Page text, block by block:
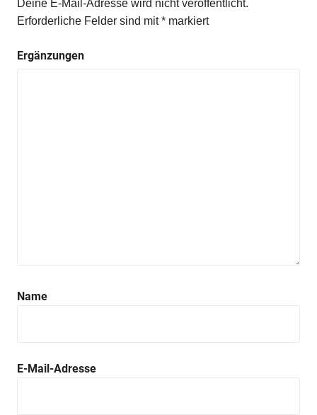
Deine E-Mail-Adresse wird nicht veröffentlicht.
Erforderliche Felder sind mit* markiert
Ergänzungen
Name
E-Mail-Adresse